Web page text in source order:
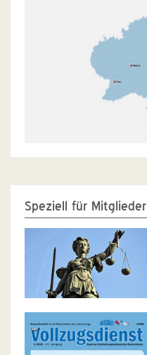
Speziell für Mitglieder